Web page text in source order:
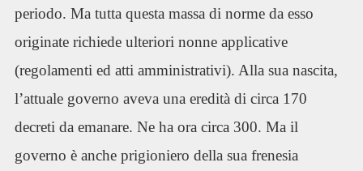
periodo. Ma tutta questa massa di norme da esso
originate richiede ulteriori nonne applicative
(regolamenti ed atti amministrativi). Alla sua nascita,
l’attuale governo aveva una eredità di circa 170
decreti da emanare. Ne ha ora circa 300. Ma il
governo è anche prigioniero della sua frenesia